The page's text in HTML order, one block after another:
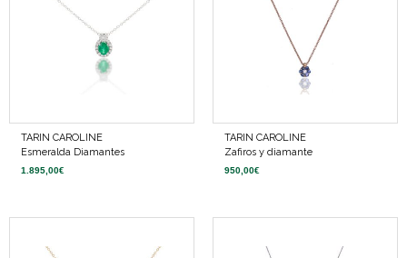
TARIN CAROLINE
Esmeralda Diamantes
1.895,00€
TARIN CAROLINE
Zafiros y diamante
950,00€